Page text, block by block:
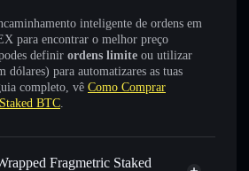
inteligente de ordens em
para encontrar o melhor preço
definir ordens limite ou utilizar
dólares) para automatizares as tuas
completo, vê Como Comprar
BTC.
Fragmetric Staked